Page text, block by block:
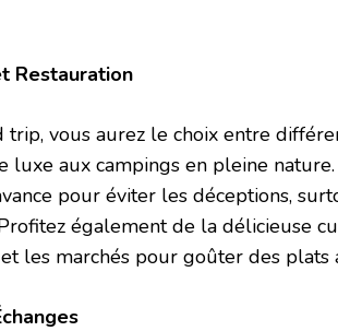
Restauration
trip, vous aurez le choix entre
luxe aux campings en pleine nature.
pour éviter les déceptions,
également de la délicieuse
les marchés pour goûter des plats